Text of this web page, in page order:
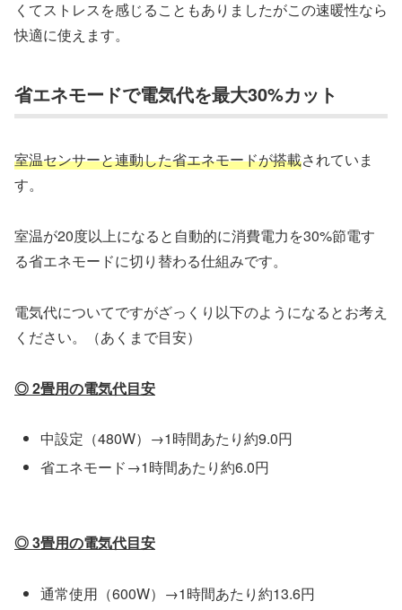
くてストレスを感じることもありましたがこの速暖性なら
快適に使えます。
省エネモードで電気代を最大30%カット
室温センサーと連動した省エネモードが搭載されていま
す。
室温が20度以上になると自動的に消費電力を30%節電す
る省エネモードに切り替わる仕組みです。
電気代についてですがざっくり以下のようになるとお考え
ください。（あくまで目安）
◎ 2畳用の電気代目安
中設定（480W）→1時間あたり約9.0円
省エネモード→1時間あたり約6.0円
◎ 3畳用の電気代目安
通常使用（600W）→1時間あたり約13.6円